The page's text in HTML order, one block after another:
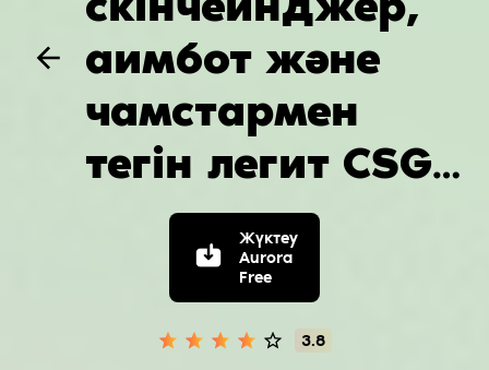
аимбот және
чамстармен
тегін легит CSGO
Жүктеу
Aurora
Free
3.8